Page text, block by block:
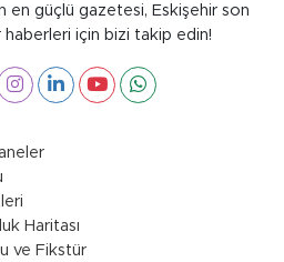
en güçlü gazetesi, Eskişehir son
haberleri için bizi takip edin!
Haritası
ve Fikstür